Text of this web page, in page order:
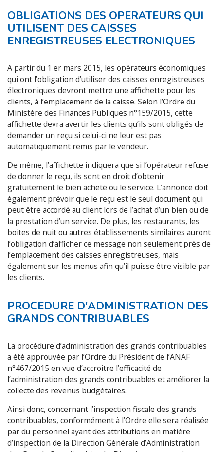
OBLIGATIONS DES OPERATEURS QUI
UTILISENT DES CAISSES
ENREGISTREUSES ELECTRONIQUES
A partir du 1 er mars 2015, les opérateurs économiques
qui ont l’obligation d’utiliser des caisses enregistreuses
électroniques devront mettre une affichette pour les
clients, à l’emplacement de la caisse. Selon l’Ordre du
Ministère des Finances Publiques n°159/2015, cette
affichette devra avertir les clients qu’ils sont obligés de
demander un reçu si celui-ci ne leur est pas
automatiquement remis par le vendeur.
De même, l’affichette indiquera que si l’opérateur refuse
de donner le reçu, ils sont en droit d’obtenir
gratuitement le bien acheté ou le service. L’annonce doit
également prévoir que le reçu est le seul document qui
peut être accordé au client lors de l’achat d’un bien ou de
la prestation d’un service. De plus, les restaurants, les
boites de nuit ou autres établissements similaires auront
l’obligation d’afficher ce message non seulement près de
l’emplacement des caisses enregistreuses, mais
également sur les menus afin qu’il puisse être visible par
les clients.
PROCEDURE D'ADMINISTRATION DES
GRANDS CONTRIBUABLES
La procédure d’administration des grands contribuables
a été approuvée par l’Ordre du Président de l’ANAF
n°467/2015 en vue d’accroitre l’efficacité de
l’administration des grands contribuables et améliorer la
collecte des revenus budgétaires.
Ainsi donc, concernant l’inspection fiscale des grands
contribuables, conformément à l’Ordre elle sera réalisée
par du personnel ayant des attributions en matière
d’inspection de la Direction Générale d’Administration